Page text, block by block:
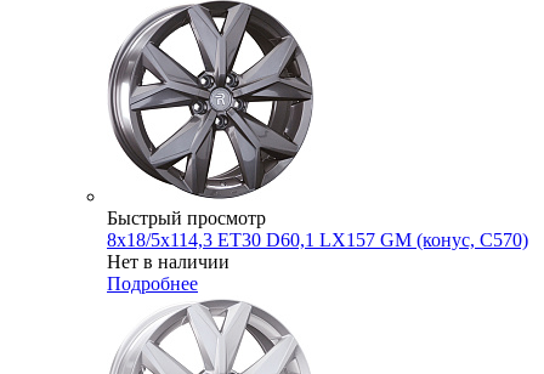
Быстрый просмотр
8x18/5x114,3 ET30 D60,1 LX157 GM (конус, C570)
Нет в наличии
Подробнее